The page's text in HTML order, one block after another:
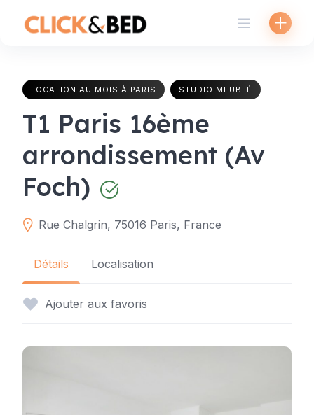
LOCATION AU MOIS À PARIS STUDIO MEUBLÉ
T1 Paris 16ème
arrondissement (Av
Foch)
Rue Chalgrin, 75016 Paris, France
Détails Localisation
Ajouter aux favoris